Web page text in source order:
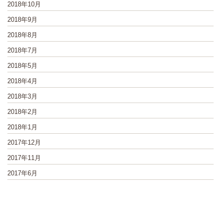
2018年10月
2018年9月
2018年8月
2018年7月
2018年5月
2018年4月
2018年3月
2018年2月
2018年1月
2017年12月
2017年11月
2017年6月